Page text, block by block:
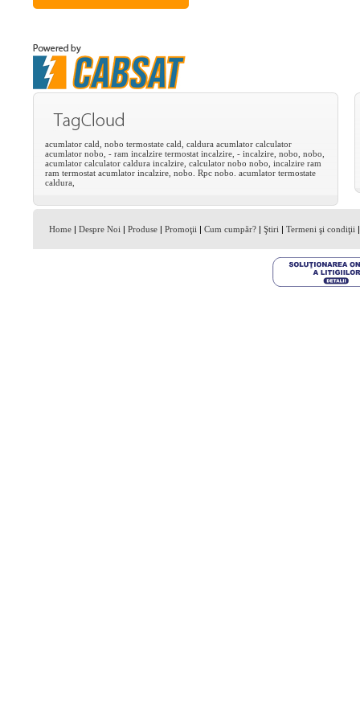
acumlator cald, nobo termostate cald, caldura acumlator calculator
acumlator nobo, - ram incalzire termostat incalzire, - incalzire, nobo, nobo,
acumlator calculator caldura incalzire, calculator nobo nobo, incalzire ram
ram termostat acumlator incalzire, nobo. Rpc nobo. acumlator termostate
caldura,
Home| Despre Noi | Produse| Promoţii | Cum cumpăr?| Ştiri | Termeni şi condiţii